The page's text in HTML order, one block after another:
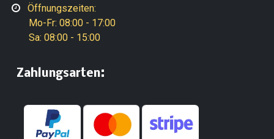
Öffnungszeiten:
Mo-Fr: 08:00 - 17:00
Sa: 08:00 - 15:00
​Zahlungsarten: